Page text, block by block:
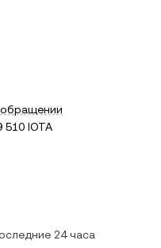
510 IOTA
24 часа